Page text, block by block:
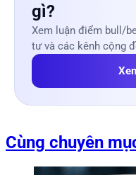
gì?
Xem luận điểm bull/
tư và các kênh cộng
Cùng chuyên